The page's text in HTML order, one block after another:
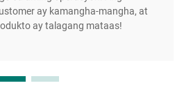
ay kamangha-mangha, at
ay talagang mataas!